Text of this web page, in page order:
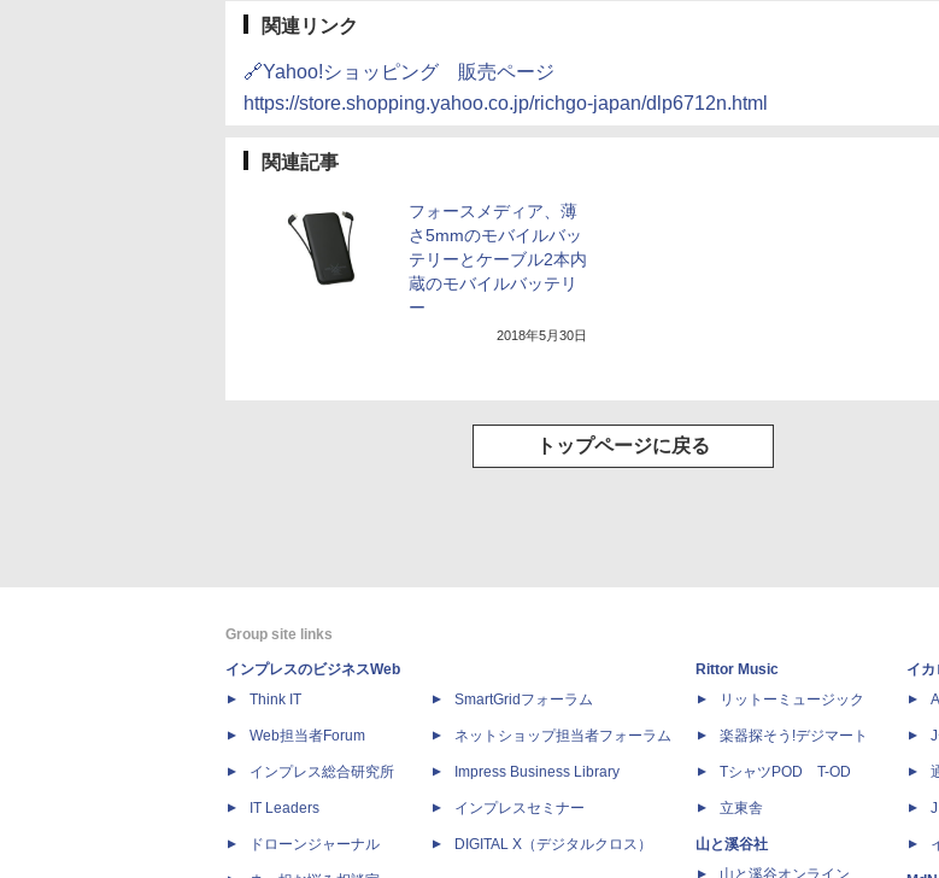
関連リンク
🔗Yahoo!ショッピング 販売ページ
https://store.shopping.yahoo.co.jp/richgo-japan/dlp6712n.html
関連記事
フォースメディア、薄
さ5mmのモバイルバッ
テリーとケーブル2本内
蔵のモバイルバッテリ
ー
2018年5月30日
トップページに戻る
Group site links
インプレスのビジネスWeb
Think IT
Web担当者Forum
インプレス総合研究所
IT Leaders
ドローンジャーナル
SmartGridフォーラム
ネットショップ担当者フォーラム
Impress Business Library
インプレスセミナー
DIGITAL X（デジタルクロス）
Rittor Music
リットーミュージック
楽器探そう!デジマート
TシャツPOD T-OD
立東舎
山と溪谷社
山と溪谷オンライン
イ